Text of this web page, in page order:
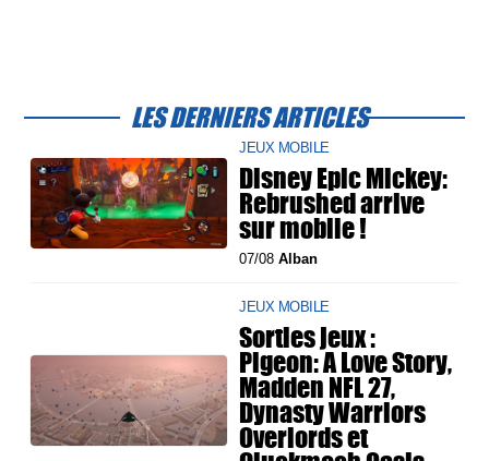
LES DERNIERS ARTICLES
JEUX MOBILE
Disney Epic Mickey:
Rebrushed arrive
sur mobile !
07/08Alban
JEUX MOBILE
Sorties jeux :
Pigeon: A Love Story,
Madden NFL 27,
Dynasty Warriors
Overlords et